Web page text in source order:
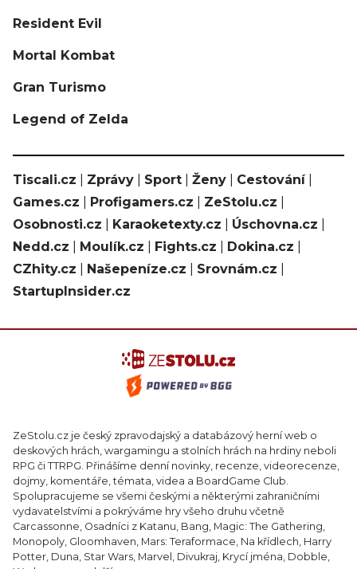
Resident Evil
Mortal Kombat
Gran Turismo
Legend of Zelda
Tiscali.cz Zprávy Sport Ženy Cestování|
Games.cz
Profigamers.cz ZeStolu.cz
Osobnosti.cz
Karaoketexty.cz Úschovna.cz
Nedd.cz
Moulík.cz Fights.cz Dokina.cz
CZhity.cz
Našepeníze.cz Srovnám.cz
StartupInsider.cz
ZeStolu.cz je český zpravodajský a databázový herní web o
deskových hrách, wargamingu a stolních hrách na hrdiny neboli
RPG či TTRPG. Přinášíme denní novinky, recenze, videorecenze,
dojmy, komentáře, témata, videa a BoardGame Club.
Spolupracujeme se všemi českými a některými zahraničními
vydavatelstvími a pokrýváme hry všeho druhu včetně
Carcassonne, Osadníci z Katanu, Bang, Magic: The Gathering,
Monopoly, Gloomhaven, Mars: Teraformace, Na křídlech, Harry
Potter, Duna, Star Wars, Marvel, Divukraj, Krycí jména, Dobble,